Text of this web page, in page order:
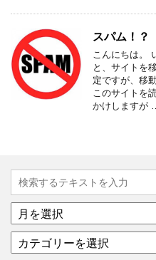
スパム！？
こんにちは。
と、サイトを
定ですが、移
このサイトを
かけしますが …
ア
ー
イ
テ